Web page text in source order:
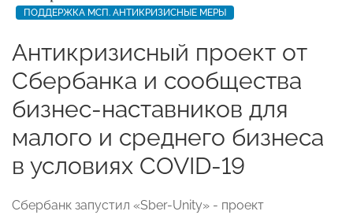
ПОДДЕРЖКА МСП. АНТИКРИЗИСНЫЕ МЕРЫ
Антикризисный проект от
Сбербанка и сообщества
бизнес-наставников для
малого и среднего бизнеса
в условиях COVID-19
Сбербанк запустил «Sber-Unity» - проект